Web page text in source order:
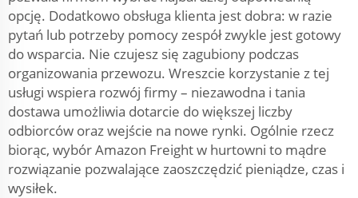
opcję. Dodatkowo obsługa klienta jest dobra: w razie
pytań lub potrzeby pomocy zespół zwykle jest gotowy
do wsparcia. Nie czujesz się zagubiony podczas
organizowania przewozu. Wreszcie korzystanie z tej
usługi wspiera rozwój firmy – niezawodna i tania
dostawa umożliwia dotarcie do większej liczby
odbiorców oraz wejście na nowe rynki. Ogólnie rzecz
biorąc, wybór Amazon Freight w hurtowni to mądre
rozwiązanie pozwalające zaoszczędzić pieniądze, czas i
wysiłek.